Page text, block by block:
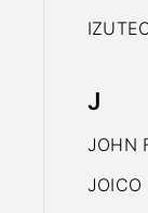
J
JOHN
JOICO